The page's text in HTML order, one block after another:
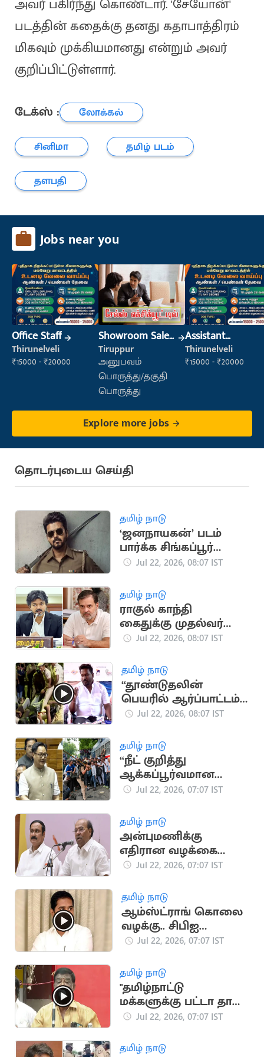
அவர் பகிர்ந்து கொண்டார். 'சேயோன்'
படத்தின் கதைக்கு தனது கதாபாத்திரம்
மிகவும் முக்கியமானது என்றும் அவர்
குறிப்பிட்டுள்ளார்.
டேக்ஸ் :
லோக்கல்
சினிமா
தமிழ் படம்
தளபதி
Jobs near you
Office Staff
Thirunelveli
₹15000 - ₹20000
Showroom Sales
Executive (Retail
Sales)
Tiruppur
அனுபவம்
பொருத்து/தகுதி
பொருத்து
Assistant
Manager
Thirunelveli
₹15000 - ₹20000
Explore more jobs
தொடர்புடைய செய்தி
தமிழ் நாடு
‘ஜனநாயகன்’ படம்
பார்க்க சிங்கப்பூர்
நிறுவனம் விடுமுறை
Jul 22, 2026, 08:07 IST
தமிழ் நாடு
ராகுல் காந்தி
கைதுக்கு முதல்வர்
விஜய் கண்டனம்
Jul 22, 2026, 08:07 IST
தமிழ் நாடு
“தூண்டுதலின்
பெயரில் ஆர்ப்பாட்டம்
செய்தால் கைது”..
விளக்கம்
Jul 22, 2026, 08:07 IST
தமிழ் நாடு
“நீட் குறித்து
ஆக்கப்பூர்வமான
விவாதம் நடத்த அரசு
அமைச்சர்
Jul 22, 2026, 07:07 IST
தமிழ் நாடு
அன்புமணிக்கு
எதிரான வழக்கை
வாபஸ் பெற்றார்
Jul 22, 2026, 07:07 IST
தமிழ் நாடு
ஆம்ஸ்ட்ராங் கொலை
வழக்கு.. சிபிஐ
விசாரணைக்கு
அனுமதி
Jul 22, 2026, 07:07 IST
தமிழ் நாடு
"தமிழ்நாட்டு
மக்களுக்கு பட்டா தான்
புத்தி வரும்".. சிவாஜி
Jul 22, 2026, 07:07 IST
தமிழ் நாடு